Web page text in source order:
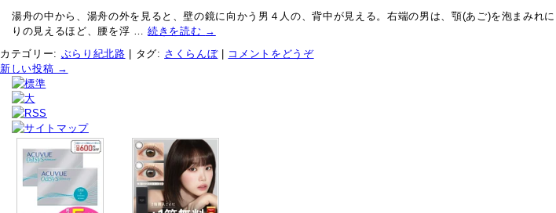
湯舟の中から、湯舟の外を見ると、壁の鏡に向かう男４人の、背中が見える。右端の男は、顎(あご)を泡まみ
りの見えるほど、腰を浮 …続きを読む →
カテゴリー: ぶらり紀北路 タグ: さくらんぼ
コメントをどうぞ
新しい投稿 →